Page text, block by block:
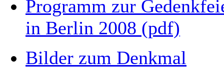
Programm zur
in Berlin 2008 (pdf)
Bilder zum Denkmal